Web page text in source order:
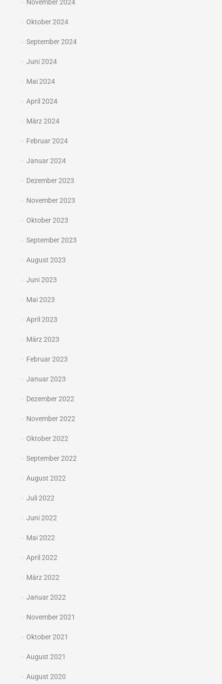
November 2024
Oktober 2024
September 2024
Juni 2024
Mai 2024
April 2024
März 2024
Februar 2024
Januar 2024
Dezember 2023
November 2023
Oktober 2023
September 2023
August 2023
Juni 2023
Mai 2023
April 2023
März 2023
Februar 2023
Januar 2023
Dezember 2022
November 2022
Oktober 2022
September 2022
August 2022
Juli 2022
Juni 2022
Mai 2022
April 2022
März 2022
Januar 2022
November 2021
Oktober 2021
August 2021
August 2020